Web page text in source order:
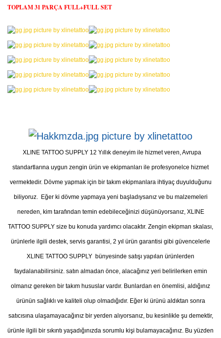
TOPLAM 31 PARÇA FULL+FULL SET
XLINE TATTOO SUPPLY 12 Yıllık deneyim ile hizmet veren, Avrupa
standartlarına uygun zengin ürün ve ekipmanları ile profesyonelce hizmet
vermektedir. Dövme yapmak için bir takım ekipmanlara ihtiyaç duyulduğunu
biliyoruz. Eğer ki dövme yapmaya yeni başladıysanız ve bu malzemeleri
nereden, kim tarafından temin edebileceğinizi düşünüyorsanız, XLINE
TATTOO SUPPLY size bu konuda yardımcı olacaktır. Zengin ekipman skalası,
ürünlerle ilgili destek, servis garantisi, 2 yıl ürün garantisi gibi güvencelerle
XLINE TATTOO SUPPLY bünyesinde satışı yapılan ürünlerden
faydalanabilirsiniz. satın almadan önce, alacağınız yeri belirilerken emin
olmanız gereken bir takım hususlar vardır. Bunlardan en önemlisi, aldığınız
ürünün sağlıklı ve kaliteli olup olmadığıdır. Eğer ki ürünü aldıktan sonra
satıcısına ulaşamayacağınız bir yerden alıyorsanız, bu kesinlikle şu demektir,
ürünle ilgili bir sıkıntı yaşadığınızda sorumlu kişi bulamayacağınız. Bu yüzden